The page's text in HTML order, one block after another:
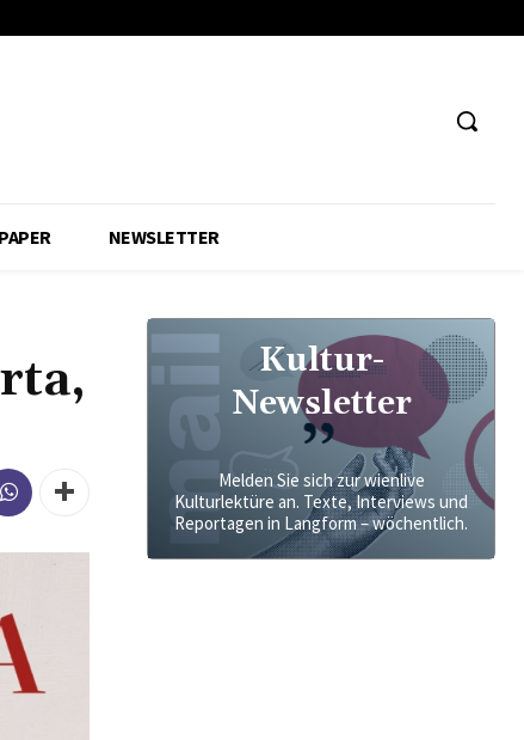
NEWSLETTER
Kultur-
Newsletter
Melden Sie sich zur wienlive
Kulturlektüre an. Texte, Interviews und
Reportagen in Langform – wöchentlich.